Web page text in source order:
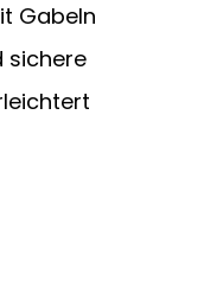
Gabeln
sichere